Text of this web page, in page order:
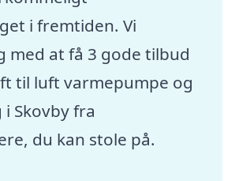
i fremtiden. Vi
med at få 3 gode tilbud
til luft varmepumpe og
Skovby fra
du kan stole på.